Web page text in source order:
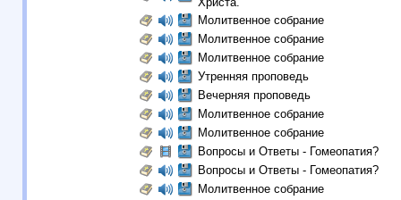
Молитвенное собрание
Молитвенное собрание
Молитвенное собрание
Утренняя проповедь
Вечерняя проповедь
Молитвенное собрание
Молитвенное собрание
Вопросы и Ответы - Гомеопатия?
Вопросы и Ответы - Гомеопатия?
Молитвенное собрание